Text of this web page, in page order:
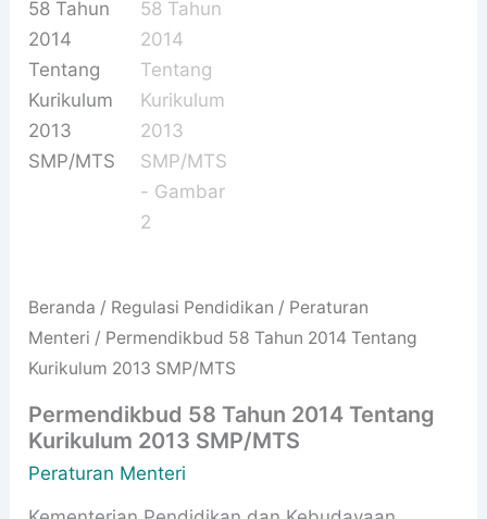
Beranda / Regulasi Pendidikan / Peraturan
Menteri / Permendikbud 58 Tahun 2014 Tentang
Kurikulum 2013 SMP/MTS
Permendikbud 58 Tahun 2014 Tentang
Kurikulum 2013 SMP/MTS
Peraturan Menteri